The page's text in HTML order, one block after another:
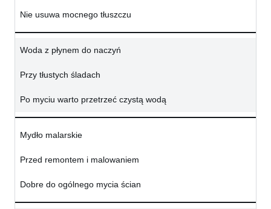
Nie usuwa mocnego tłuszczu
Woda z płynem do naczyń
Przy tłustych śladach
Po myciu warto przetrzeć czystą wodą
Mydło malarskie
Przed remontem i malowaniem
Dobre do ogólnego mycia ścian